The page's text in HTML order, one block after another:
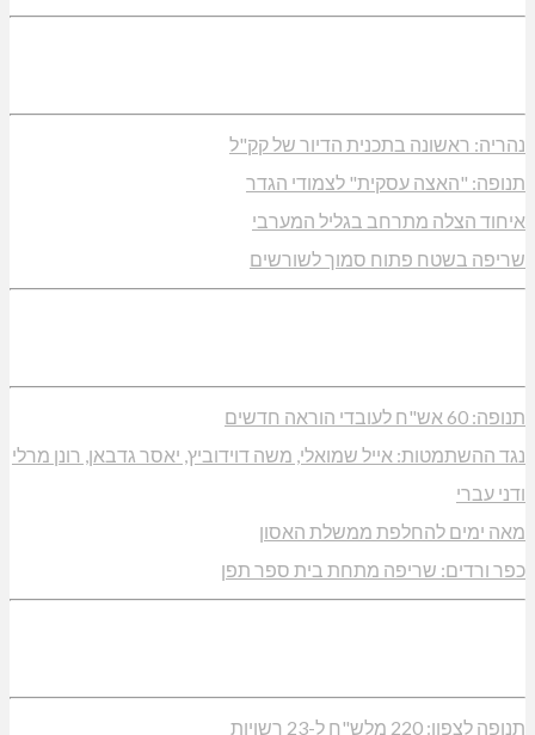
נהריה: ראשונה בתכנית הדיור של קק"ל
תנופה: "האצה עסקית" לצמודי הגדר
איחוד הצלה מתרחב בגליל המערבי
שריפה בשטח פתוח סמוך לשורשים
תנופה: 60 אש"ח לעובדי הוראה חדשים
נגד ההשתמטות: אייל שמואלי, משה דוידוביץ, יאסר גדבאן, רונן מרלי
ודני עברי
מאה ימים להחלפת ממשלת האסון
כפר ורדים: שריפה מתחת בית ספר תפן
תנופה לצפון: 220 מלש"ח ל-23 רשויות